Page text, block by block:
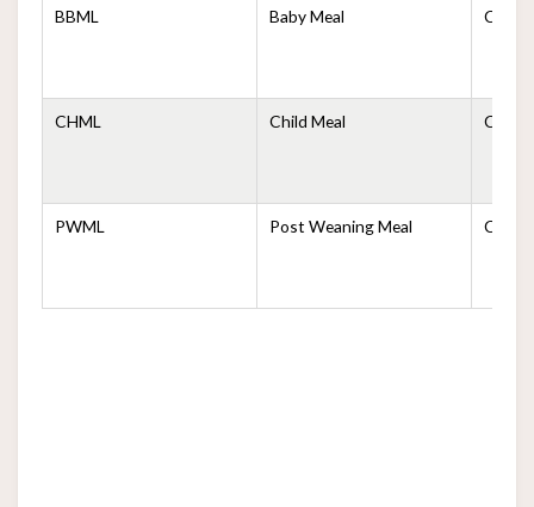
BBML Baby Meal
CHML Child Meal
PWML Post Weaning Meal